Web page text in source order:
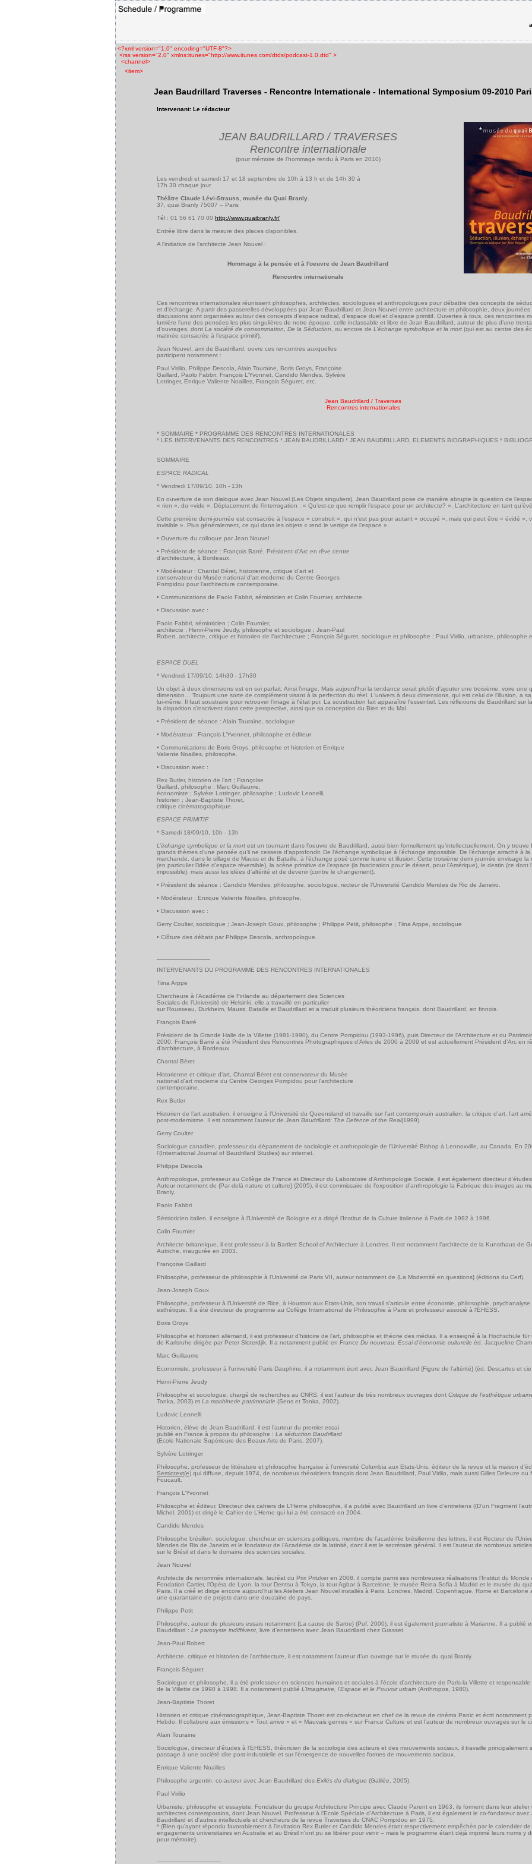
<?xml version="1.0" encoding="UTF-8"?>
<rss version="2.0" xmlns:itunes="http://www.itunes.com/dtds/podcast-1.0.dtd" >
<channel>
<item>
Jean Baudrillard Traverses - Rencontre Internationale - International Symposium 09-2010
Intervenant: Le rédacteur
JEAN BAUDRILLARD / TRAVERSES
Rencontre internationale
(pour mémoire de l'hommage rendu à Paris en 2010)
Les vendredi et samedi 17 et 18 septembre de 10h à 13 h et de 14h 30 à
17h 30 chaque jour.
Théâtre Claude Lévi-Strauss, musée du Quai Branly
37, quai Branly 75007 – Paris
Tél : 01 56 61 70 00 http://www.quaibranly.fr/
Entrée libre dans la mesure des places disponibles.
A l'initiative de l'architecte Jean Nouvel :
Hommage à la pensée et à l'oeuvre de Jean Baudrillard
Rencontre internationale
Ces rencontres internationales réunissent philosophes, architectes, sociologues et anthropologues pour débattre des concepts de
et d’échange. A partir des passerelles développées par Jean Baudrillard et Jean Nouvel entre architecture et philosophie, deux journées
discussions sont organisées autour des concepts d’espace radical, d’espace duel et d’espace primitif. Ouvertes à tous, ces rencontres
lumière l’une des pensées les plus singulières de notre époque, celle inclassable et libre de Jean Baudrillard, auteur de plus d’une
d’ouvrages, dont La société de consommation De la Séduction , ou encore de L’échange symbolique et la mort (qui est au centre des
matinée consacrée à l’espace primitif).
Jean Nouvel, ami de Baudrillard, ouvre ces rencontres auxquelles
participent notamment :
Paul Virilio, Philippe Descola, Alain Touraine, Boris Groys, Françoise
Gaillard, Paolo Fabbri, François L’Yvonnet, Candido Mendes, Sylvère
Lotringer, Enrique Valiente Noailles, François Séguret, etc.
Jean Baudrillard / Traverses
Rencontres internationales
* SOMMAIRE * PROGRAMME DES RENCONTRES INTERNATIONALES
* LES INTERVENANTS DES RENCONTRES * JEAN BAUDRILLARD * JEAN BAUDRILLARD, ELEMENTS BIOGRAPHIQUES *
SOMMAIRE
ESPACE RADICAL
* Vendredi 17/09/10, 10h - 13h
En ouverture de son dialogue avec Jean Nouvel (Les Objets singuliers), Jean Baudrillard pose de manière abrupte la question de
« rien », du «vide ». Déplacement de l’interrogation : « Qu’est-ce que remplir l’espace pour un architecte? ». L’architecture en tant
Cette première demi-journée est consacrée à l’espace « construit », qui n’est pas pour autant « occupé », mais qui peut être « évidé »,
invisible ». Plus généralement, ce qui dans les objets « rend le vertige de l’espace ».
• Ouverture du colloque par Jean Nouvel
• Président de séance : François Barré, Président d’Arc en rêve centre
d’architecture, à Bordeaux.
• Modérateur : Chantal Béret, historienne, critique d’art et
conservateur du Musée national d’art moderne du Centre Georges
Pompidou pour l’architecture contemporaine.
• Communications de Paolo Fabbri, sémioticien et Colin Fournier, architecte.
• Discussion avec :
Paolo Fabbri, sémioticien ; Colin Fournier,
architecte ; Henri-Pierre Jeudy, philosophe et sociologue ; Jean-Paul
Robert, architecte, critique et historien de l’architecture ; François Séguret, sociologue et philosophe ; Paul Virilio, urbaniste, philosophe
ESPACE DUEL
* Vendredi 17/09/10, 14h30 - 17h30
Un objet à deux dimensions est en soi parfait. Ainsi l’image. Mais aujourd'hui la tendance serait plutôt d'ajouter une troisième, voire une
dimension… Toujours une sorte de complément visant à la perfection du réel. L'univers à deux dimensions, qui est celui de l'illusion, a
lui-même. Il faut soustraire pour retrouver l'image à l'état pur. La soustraction fait apparaître l'essentiel. Les réflexions de Baudrillard sur
la disparition s’inscrivent dans cette perspective, ainsi que sa conception du Bien et du Mal.
• Président de séance : Alain Touraine, sociologue
• Modérateur : François L’Yvonnet, philosophe et éditeur
• Communications de Boris Groys, philosophe et historien et Enrique
Valiente Noailles, philosophe.
• Discussion avec :
Rex Butler, historien de l’art ; Françoise
Gaillard, philosophe ; Marc Guillaume,
économiste ; Sylvère Lotringer, philosophe ; Ludovic Leonelli,
historien ; Jean-Baptiste Thoret,
critique cinématographique.
ESPACE PRIMITIF
* Samedi 18/09/10, 10h - 13h
L’échange symbolique et la mort est un tournant dans l’oeuvre de Baudrillard, aussi bien formellement qu’intellectuellement. On y trouve
grands thèmes d’une pensée qu’il ne cessera d’approfondir. De l’échange symbolique à l’échange impossible. De l’échange arraché à la
marchande, dans le sillage de Mauss et de Bataille, à l’échange posé comme leurre et illusion. Cette troisième demi journée envisage la
(en particulier l’idée d’espace réversible), la scène primitive de l’espace (la fascination pour le désert, pour l’Amérique), le destin (ce dont
impossible), mais aussi les idées d’altérité et de devenir (contre le changement).
• Président de séance : Candido Mendes, philosophe, sociologue, recteur de l’Université Candido Mendes de Rio de Janeiro.
• Modérateur : Enrique Valiente Noailles, philosophe.
• Discussion avec :
Gerry Coulter, sociologue ; Jean-Joseph Goux, philosophe ; Philippe Petit, philosophe ; Tiina Arppe, sociologue
• Clôture des débats par Philippe Descola, anthropologue.
INTERVENANTS DU PROGRAMME DES RENCONTRES INTERNATIONALES
Tiina Arppe
Chercheure à l'Académie de Finlande au département des Sciences
Sociales de l’Université de Helsinki, elle a travaillé en particulier
sur Rousseau, Durkheim, Mauss, Bataille et Baudrillard et a traduit plusieurs théoriciens français, dont Baudrillard, en finnois.
François Barré
Président de la Grande Halle de la Villette (1981-1990), du Centre Pompidou (1993-1996), puis Directeur de l’Architecture et du
2000, François Barré a été Président des Rencontres Photographiques d’Arles de 2000 à 2009 et est actuellement Président d’Arc en
d’architecture, à Bordeaux.
Chantal Béret
Historienne et critique d’art, Chantal Béret est conservateur du Musée
national d'art moderne du Centre Georges Pompidou pour l'architecture
contemporaine.
Rex Butler
Historien de l’art australien, il enseigne à l’Université du Queensland et travaille sur l’art contemporain australien, la critique d’art, l’art
post-modernisme. Il est notamment l’auteur de Jean Baudrillard: The Defence of the Real(1999).
Gerry Coulter
Sociologue canadien, professeur du département de sociologie et anthropologie de l’Université Bishop à Lennoxville, au Canada. En
l’{International Journal of Baudrillard Studies} sur internet.
Philippe Descola
Anthropologue, professeur au Collège de France et Directeur du Laboratoire d'Anthropologie Sociale, il est également directeur d'études
Auteur notamment de {Par-delà nature et culture} (2005), il est commissaire de l’exposition d’anthropologie la Fabrique des images au
Branly.
Paolo Fabbri
Sémioticien italien, il enseigne à l’Université de Bologne et a dirigé l’Institut de la Culture italienne à Paris de 1992 à 1996.
Colin Fournier
Architecte britannique, il est professeur à la Bartlett School of Architecture à Londres. Il est notamment l’architecte de la Kunsthaus de
Autriche, inaugurée en 2003.
Françoise Gaillard
Philosophe, professeur de philosophie à l'Université de Paris VII, auteur notamment de {La Modernité en questions} (éditions du Cerf).
Jean-Joseph Goux
Philosophe, professeur à l’Université de Rice, à Houston aux Etats-Unis, son travail s’articule entre économie, philosophie, psychanalyse
esthétique. Il a été directeur de programme au Collège International de Philosophie à Paris et professeur associé à l’EHESS.
Boris Groys
Philosophe et historien allemand, il est professeur d’histoire de l’art, philosophie et théorie des médias. Il a enseigné à la Hochschule für
de Karlsruhe dirigée par Peter Sloterdjik. Il a notamment publié en France Du nouveau. Essai d’économie culturelle éd. Jacqueline
Marc Guillaume
Economiste, professeur à l’université Paris Dauphine, il a notamment écrit avec Jean Baudrillard {Figure de l'altérité} (éd. Descartes et
Henri-Pierre Jeudy
Philosophe et sociologue, chargé de recherches au CNRS, il est l’auteur de très nombreux ouvrages dont Critique de l’esthétique
Tonka, 2003) et La machinerie patrimoniale (Sens et Tonka, 2002).
Ludovic Leonelli
Historien, élève de Jean Baudrillard, il est l’auteur du premier essai
publié en France à propos du philosophe : La séduction Baudrillard
(Ecole Nationale Supérieure des Beaux-Arts de Paris, 2007).
Sylvère Lotringer
Philosophe, professeur de littérature et philosophie française à l’université Columbia aux Etats-Unis, éditeur de la revue et la maison
Semiotext(e) qui diffuse, depuis 1974, de nombreux théoriciens français dont Jean Baudrillard, Paul Virilio, mais aussi Gilles Deleuze ou
Foucault.
François L’Yvonnet
Philosophe et éditeur. Directeur des cahiers de L’Herne philosophie, il a publié avec Baudrillard un livre d’entretiens ({D’un Fragment
Michel, 2001) et dirigé le Cahier de L’Herne qui lui a été consacré en 2004.
Candido Mendes
Philosophe brésilien, sociologue, chercheur en sciences politiques, membre de l'académie brésilienne des lettres, il est Recteur de
Mendes de Rio de Janeiro et le fondateur de l’Académie de la latinité, dont il est le secrétaire général. Il est l’auteur de nombreux
sur le Brésil et dans le domaine des sciences sociales.
Jean Nouvel
Architecte de renommée internationale, lauréat du Prix Pritzker en 2008, il compte parmi ses nombreuses réalisations l’Institut du Monde
Fondation Cartier, l’Opéra de Lyon, la tour Dentsu à Tokyo, la tour Agbar à Barcelone, le musée Reina Sofia à Madrid et le musée du
Paris. Il a créé et dirige encore aujourd’hui les Ateliers Jean Nouvel installés à Paris, Londres, Madrid, Copenhague, Rome et Barcelone
une quarantaine de projets dans une douzaine de pays.
Philippe Petit
Philosophe, auteur de plusieurs essais notamment {La cause de Sartre} (Puf, 2000), il est également journaliste à Marianne. Il a publié
Baudrillard : Le paroxyste indifférent , livre d’entretiens avec Jean Baudrillard chez Grasset.
Jean-Paul Robert
Architecte, critique et historien de l’architecture, il est notamment l’auteur d’un ouvrage sur le musée du quai Branly.
François Séguret
Sociologue et philosophe, il a été professeur en sciences humaines et sociales à l’école d’architecture de Paris-la Villette et
de la Villette de 1990 à 1998. Il a notamment publié L’Imaginaire, l’Espace et le Pouvoir urbain (Anthropos, 1980).
Jean-Baptiste Thoret
Historien et critique cinématographique, Jean-Baptiste Thoret est co-rédacteur en chef de la revue de cinéma Panic et écrit notamment
Hebdo. Il collabore aux émissions « Tout arrive » et « Mauvais genres » sur France Culture et est l’auteur de nombreux ouvrages sur le
Alain Touraine
Sociologue, directeur d’études à l’EHESS, théoricien de la sociologie des acteurs et des mouvements sociaux, il travaille principalement
passage à une société dite post-industrielle et sur l'émergence de nouvelles formes de mouvements sociaux.
Enrique Valiente Noailles
Philosophe argentin, co-auteur avec Jean Baudrillard des Exilés du dialogue (Galilée, 2005).
Paul Virilio
Urbaniste, philosophe et essayiste. Fondateur du groupe Architecture Principe avec Claude Parent en 1963, ils forment dans leur atelier
architectes contemporains, dont Jean Nouvel. Professeur à l’Ecole Spéciale d’Architecture à Paris, il est également le co-fondateur avec
Baudrillard et d'autres intellectuels et chercheurs de la revue Traverses du CNAC Pompidou en 1975.
* (Bien qu'ayant répondu favorablement à l'invitation Rex Butler et Candido Mendes étant respectivement empêchés par le calendrier de
engagements universitaires en Australie et au Brésil n'ont pu se libérer pour venir -- mais le programme étant déjà imprimé leurs noms y
pour mémoire).